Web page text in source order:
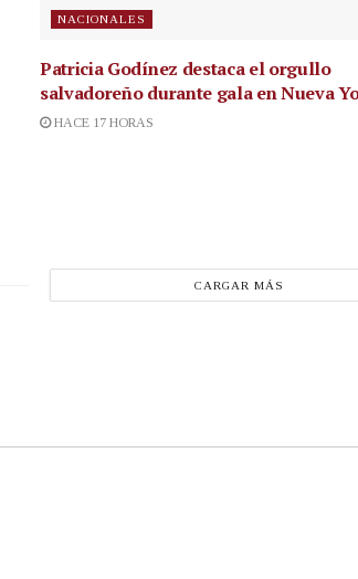
NACIONALES
Patricia Godínez destaca el orgullo
salvadoreño durante gala en Nueva
HACE 17 HORAS
CARGAR MÁS